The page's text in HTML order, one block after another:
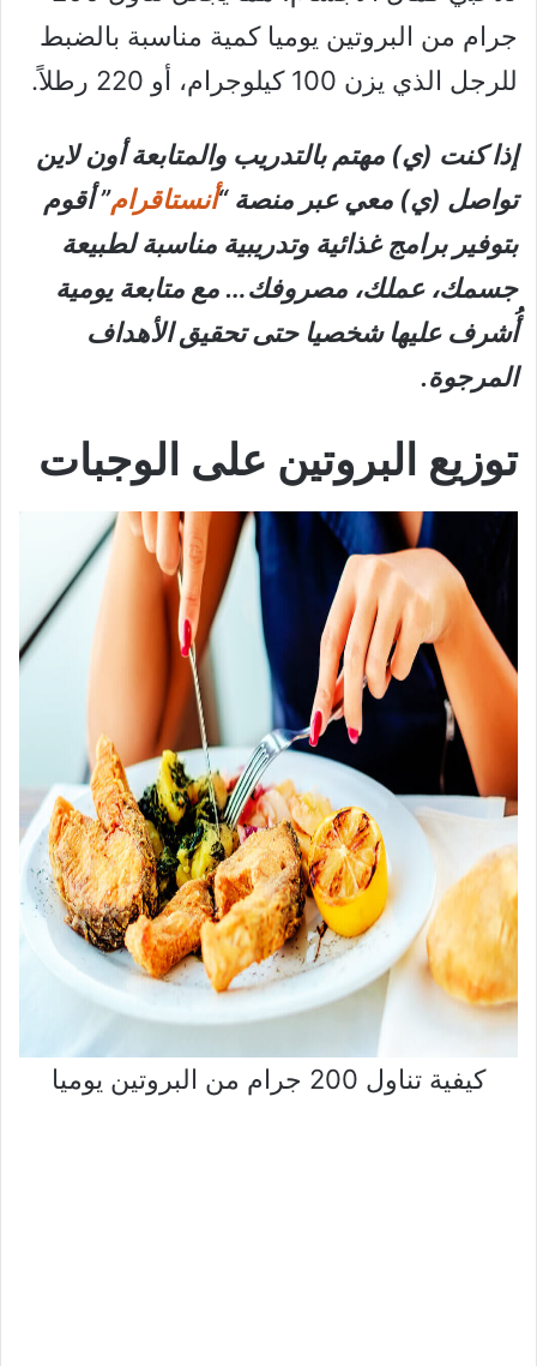
جرام من البروتين يوميا كمية مناسبة بالضبط
للرجل الذي يزن 100 كيلوجرام، أو 220 رطلاً.
إذا كنت (ي) مهتم بالتدريب والمتابعة أون لاين
تواصل (ي) معي عبر منصة “أنستاقرام” أقوم
بتوفير برامج غذائية وتدريبية مناسبة لطبيعة
جسمك، عملك، مصروفك… مع متابعة يومية
أُشرف عليها شخصيا حتى تحقيق الأهداف
المرجوة.
توزيع البروتين على الوجبات
كيفية تناول 200 جرام من البروتين يوميا